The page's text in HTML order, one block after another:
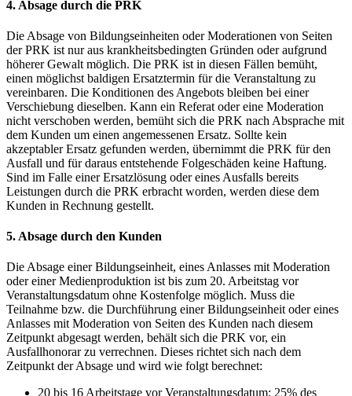
4. Absage durch die PRK
Die Absage von Bildungseinheiten oder Moderationen von Seiten
der PRK ist nur aus krankheitsbedingten Gründen oder aufgrund
höherer Gewalt möglich. Die PRK ist in diesen Fällen bemüht,
einen möglichst baldigen Ersatztermin für die Veranstaltung zu
vereinbaren. Die Konditionen des Angebots bleiben bei einer
Verschiebung dieselben. Kann ein Referat oder eine Moderation
nicht verschoben werden, bemüht sich die PRK nach Absprache mit
dem Kunden um einen angemessenen Ersatz. Sollte kein
akzeptabler Ersatz gefunden werden, übernimmt die PRK für den
Ausfall und für daraus entstehende Folgeschäden keine Haftung.
Sind im Falle einer Ersatzlösung oder eines Ausfalls bereits
Leistungen durch die PRK erbracht worden, werden diese dem
Kunden in Rechnung gestellt.
5. Absage durch den Kunden
Die Absage einer Bildungseinheit, eines Anlasses mit Moderation
oder einer Medienproduktion ist bis zum 20. Arbeitstag vor
Veranstaltungsdatum ohne Kostenfolge möglich. Muss die
Teilnahme bzw. die Durchführung einer Bildungseinheit oder eines
Anlasses mit Moderation von Seiten des Kunden nach diesem
Zeitpunkt abgesagt werden, behält sich die PRK vor, ein
Ausfallhonorar zu verrechnen. Dieses richtet sich nach dem
Zeitpunkt der Absage und wird wie folgt berechnet:
20 bis 16 Arbeitstage vor Veranstaltungsdatum: 25% des